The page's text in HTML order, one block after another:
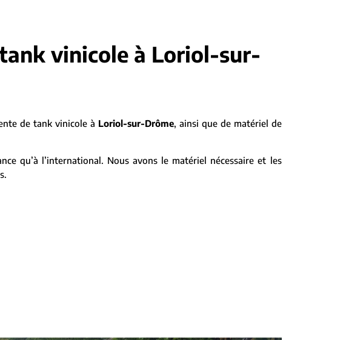
vinicole à Loriol-sur-
de tank vinicole à Loriol-sur-Drôme, ainsi que de matériel de
qu’à l’international. Nous avons le matériel nécessaire et les